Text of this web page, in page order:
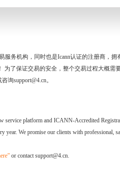
服务机构，同时也是Icann认证的注册商，
为了保证交易的安全，整个交易过程大概需要
询support@4.cn。
service platform and ICANN-Accredited
year. We promise our clients with professional,
or contact support@4.cn.